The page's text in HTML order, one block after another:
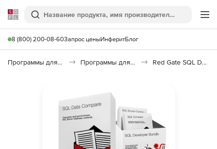
Softline
Поиск
8 (800) 200-08-60Запрос ценыИнферитБлог
Программы для программирования Программы для работы с базами данных Red Gate SQL Data Compare